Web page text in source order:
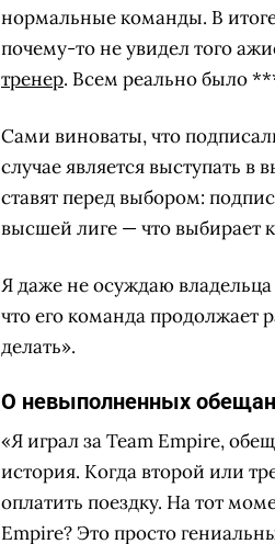
нормальные команды. В
почему-то не увидел того
тренер. Всем реально было
Сами виноваты, что
случае является выступать
ставят перед выбором:
высшей лиге — что выбирает
Я даже не осуждаю владельца
что его команда продолжает
делать».
О невыполненных
«Я играл за Team Empire,
история. Когда второй или
оплатить поездку. На тот
Empire? Это просто